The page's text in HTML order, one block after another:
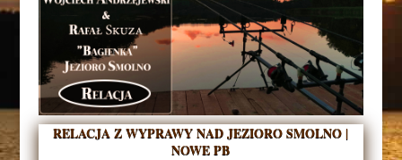
RELACJA Z WYPRAWY NAD JEZIORO SMOLNO |
NOWE PB